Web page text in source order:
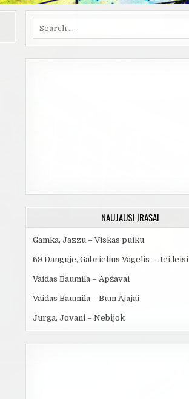
NAUJAUSI ĮRAŠAI
Gamka, Jazzu – Viskas puiku
69 Danguje, Gabrielius Vagelis – Jei leisi
Vaidas Baumila – Apžavai
Vaidas Baumila – Bum Ajajai
Jurga, Jovani – Nebijok